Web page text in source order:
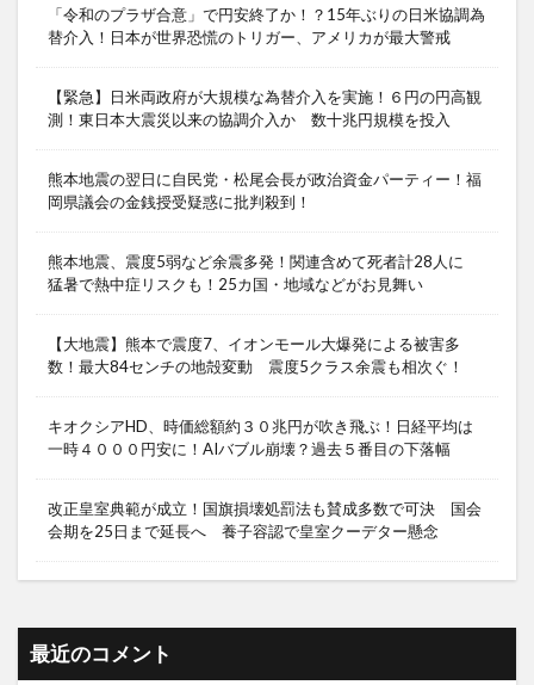
「令和のプラザ合意」で円安終了か！？15年ぶりの日米協調為
替介入！日本が世界恐慌のトリガー、アメリカが最大警戒
【緊急】日米両政府が大規模な為替介入を実施！６円の円高観
測！東日本大震災以来の協調介入か 数十兆円規模を投入
熊本地震の翌日に自民党・松尾会長が政治資金パーティー！福
岡県議会の金銭授受疑惑に批判殺到！
熊本地震、震度5弱など余震多発！関連含めて死者計28人に
猛暑で熱中症リスクも！25カ国・地域などがお見舞い
【大地震】熊本で震度7、イオンモール大爆発による被害多
数！最大84センチの地殻変動 震度5クラス余震も相次ぐ！
キオクシアHD、時価総額約３０兆円が吹き飛ぶ！日経平均は
一時４０００円安に！AIバブル崩壊？過去５番目の下落幅
改正皇室典範が成立！国旗損壊処罰法も賛成多数で可決 国会
会期を25日まで延長へ 養子容認で皇室クーデター懸念
最近のコメント